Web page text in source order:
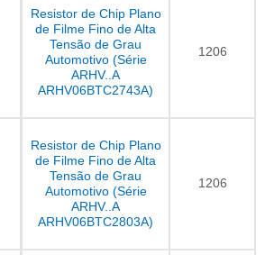
Resistor de Chip Plano
de Filme Fino de Alta
Tensão de Grau
Automotivo (Série
ARHV..A
ARHV06BTC2743A)
1206
Resistor de Chip Plano
de Filme Fino de Alta
Tensão de Grau
Automotivo (Série
ARHV..A
ARHV06BTC2803A)
1206